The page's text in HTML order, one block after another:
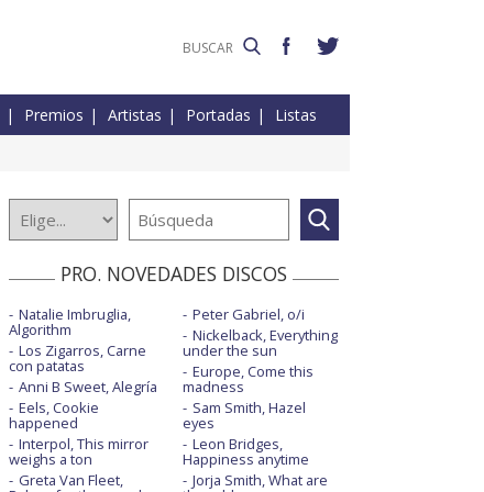
Premios Artistas Portadas Listas
PRO. NOVEDADES DISCOS
Natalie Imbruglia,
Algorithm
Los Zigarros, Carne
con patatas
Anni B Sweet, Alegría
Eels, Cookie
happened
Interpol, This mirror
weighs a ton
Greta Van Fleet,
Peter Gabriel, o/i
Nickelback, Everything
under the sun
Europe, Come this
madness
Sam Smith, Hazel
eyes
Leon Bridges,
Happiness anytime
Jorja Smith, What are